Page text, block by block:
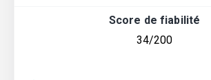
Score de fiabilité
34/200